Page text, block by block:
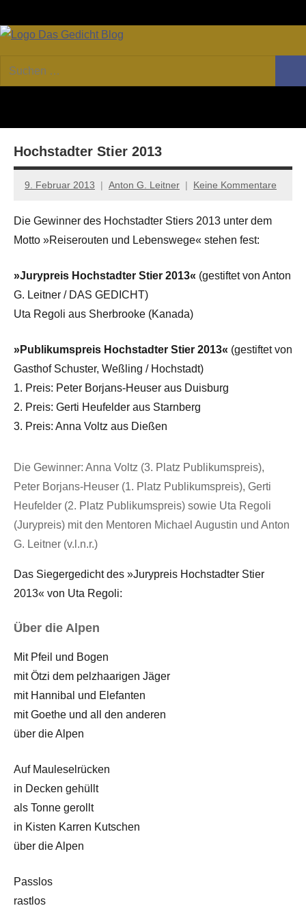
Inhalt
GEDICHT
Forum
von
Lyrik,
Essay
Kritik
Suchen
nach:
Hochstadter Stier 2013
9. Februar 2013 Anton G. Leitner Keine Kommentare
Die Gewinner des Hochstadter Stiers 2013 unter dem
Motto »Reiserouten und Lebenswege« stehen fest:
»Jurypreis Hochstadter Stier 2013« (gestiftet von Anton
G. Leitner / DAS GEDICHT)
Uta Regoli aus Sherbrooke (Kanada)
»Publikumspreis Hochstadter Stier 2013« (gestiftet von
Gasthof Schuster, Weßling / Hochstadt)
1. Preis: Peter Borjans-Heuser aus Duisburg
2. Preis: Gerti Heufelder aus Starnberg
3. Preis: Anna Voltz aus Dießen
Die Gewinner: Anna Voltz (3. Platz Publikumspreis),
Peter Borjans-Heuser (1. Platz Publikumspreis), Gerti
Heufelder (2. Platz Publikumspreis) sowie Uta Regoli
(Jurypreis) mit den Mentoren Michael Augustin und Anton
G. Leitner (v.l.n.r.)
Das Siegergedicht des »Jurypreis Hochstadter Stier
2013« von Uta Regoli:
Über die Alpen
Mit Pfeil und Bogen
mit Ötzi dem pelzhaarigen Jäger
mit Hannibal und Elefanten
mit Goethe und all den anderen
über die Alpen
Auf Mauleselrücken
in Decken gehüllt
als Tonne gerollt
in Kisten Karren Kutschen
über die Alpen
Passlos
rastlos